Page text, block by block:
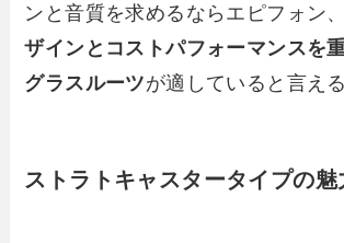
ンと音質を求めるならエピフォン、
ザインとコストパフォーマンスを
グラスルーツが適していると言え
ストラトキャスタータイプの魅